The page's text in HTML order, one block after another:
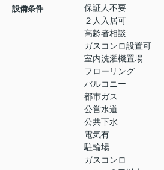
設備条件
保証人不要
２人入居可
高齢者相談
ガスコンロ設置可
室内洗濯機置場
フローリング
バルコニー
都市ガス
公営水道
公共下水
電気有
駐輪場
ガスコンロ